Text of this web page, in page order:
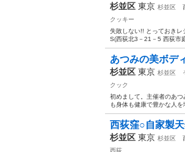
杉並区 東京 杉並区
クッキー
失敗しない!! とっておきレ
S(西荻北3－21－5 西荻市
あつみの美ボデ
杉並区 東京 杉並区
クック
初めまして。主催者のあ
も身体も健康で豊かな人
西荻窪○自家製
杉並区 東京 杉並区
西荻